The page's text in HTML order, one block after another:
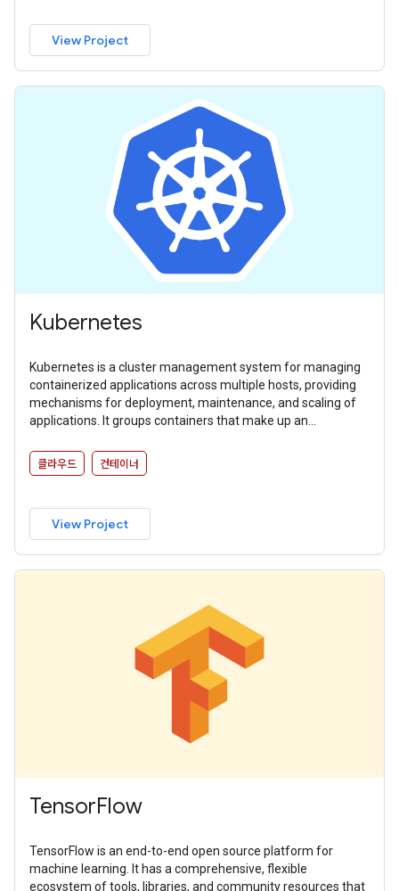
View Project
Kubernetes
Kubernetes is a cluster management system for managing
containerized applications across multiple hosts, providing
mechanisms for deployment, maintenance, and scaling of
applications. It groups containers that make up an
discovery.
클라우드 컨테이너
View Project
TensorFlow
TensorFlow is an end-to-end open source platform for
machine learning. It has a comprehensive, flexible
ecosystem of tools, libraries, and community resources that